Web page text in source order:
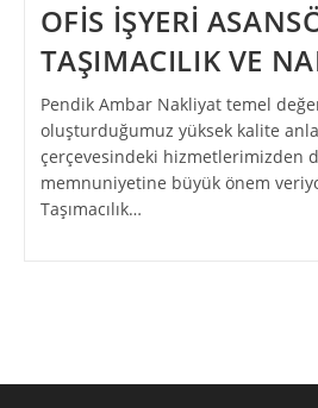
OFİS İŞYERİ
TAŞIMACILIK VE
Pendik Ambar Nakliyat temel
oluşturduğumuz yüksek kalite
çerçevesindeki hizmetlerimizden
memnuniyetine büyük önem
Taşımacılık…